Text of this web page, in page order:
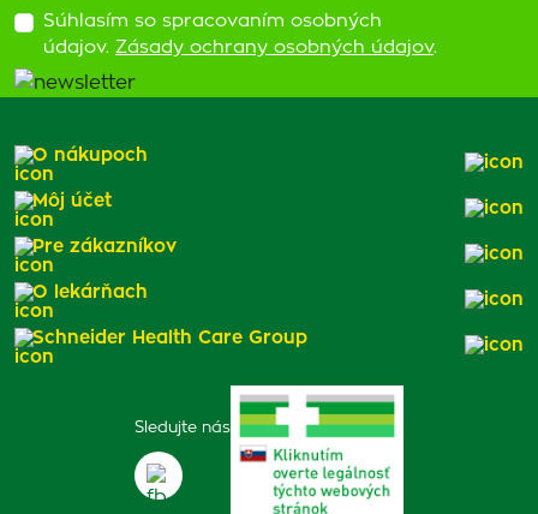
Súhlasím so spracovaním osobných
údajov. Zásady ochrany osobných údajov.
Sledujte nás
O nákupoch
Môj účet
Pre zákazníkov
O lekárňach
Schneider Health Care Group